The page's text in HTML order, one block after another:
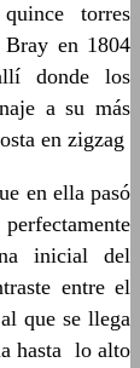
torres
en 1804
donde los
a su más
en zigzag
en ella pasó
inicial del
entre el
que se llega
hasta lo alto